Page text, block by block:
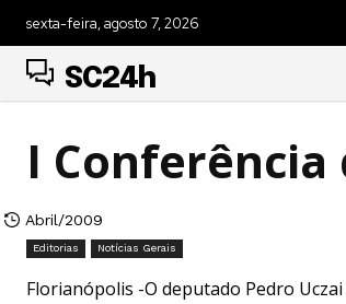
sexta-feira, agosto 7, 2026
SC24h
I Conferência
Abril/2009
Editorias Notícias Gerais
Florianópolis -O deputado Pedro